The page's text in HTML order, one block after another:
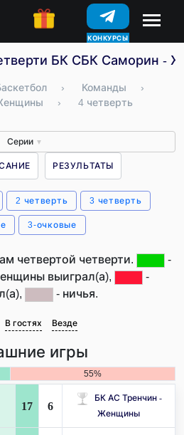
КОНКУРСЫ
БК СБК Саморин -
› Команды
›
› 4 четверть
Серии ▼
РЕЗУЛЬТАТЫ
2 четверть 3 четверть
3-очковые
четвертой четверти.
-
выиграл(а),
-
- ничья.
В гостях Везде
игры
55%
17 6
БК АС Тренчин -
Женщины